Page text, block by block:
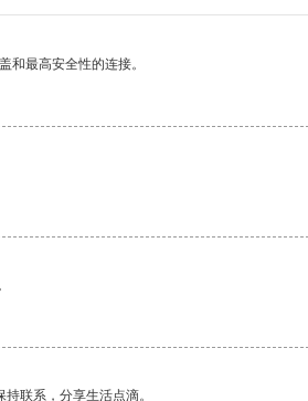
和最高安全性的连接。
联系，分享生活点滴。